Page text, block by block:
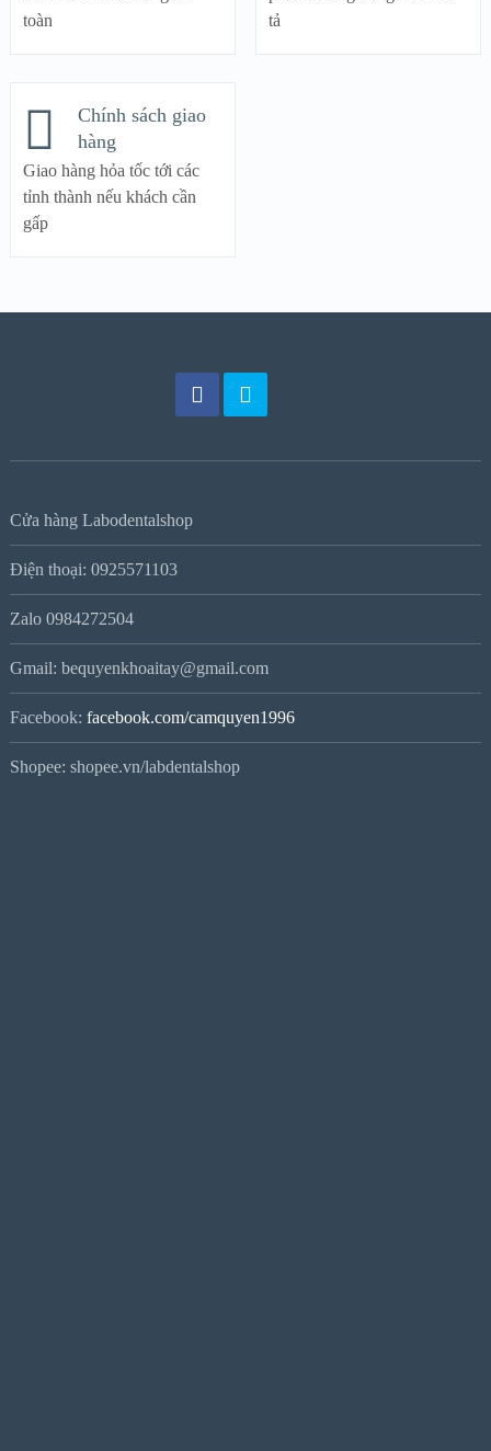
toàn
tả
Chính sách giao
hàng
Giao hàng hỏa tốc tới các
tỉnh thành nếu khách cần
gấp
Cửa hàng Labodentalshop
Điện thoại: 0925571103
Zalo 0984272504
Gmail: bequyenkhoaitay@gmail.com
Facebook: facebook.com/camquyen1996
Shopee: shopee.vn/labdentalshop